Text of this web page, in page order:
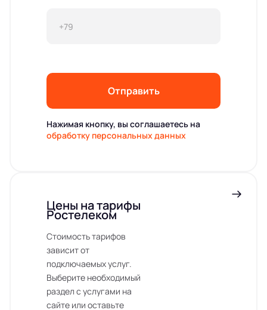
Отправить
Нажимая кнопку, вы соглашаетесь на
обработку персональных данных
Цены на тарифы
Ростелеком
Стоимость тарифов
зависит от
подключаемых услуг.
Выберите необходимый
раздел с услугами на
сайте или оставьте